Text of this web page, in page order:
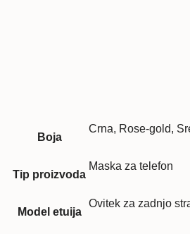
Boja
Crna, Rose-gold,
Tip proizvoda
Maska za telefon
Model etuija
Ovitek za zadnjo